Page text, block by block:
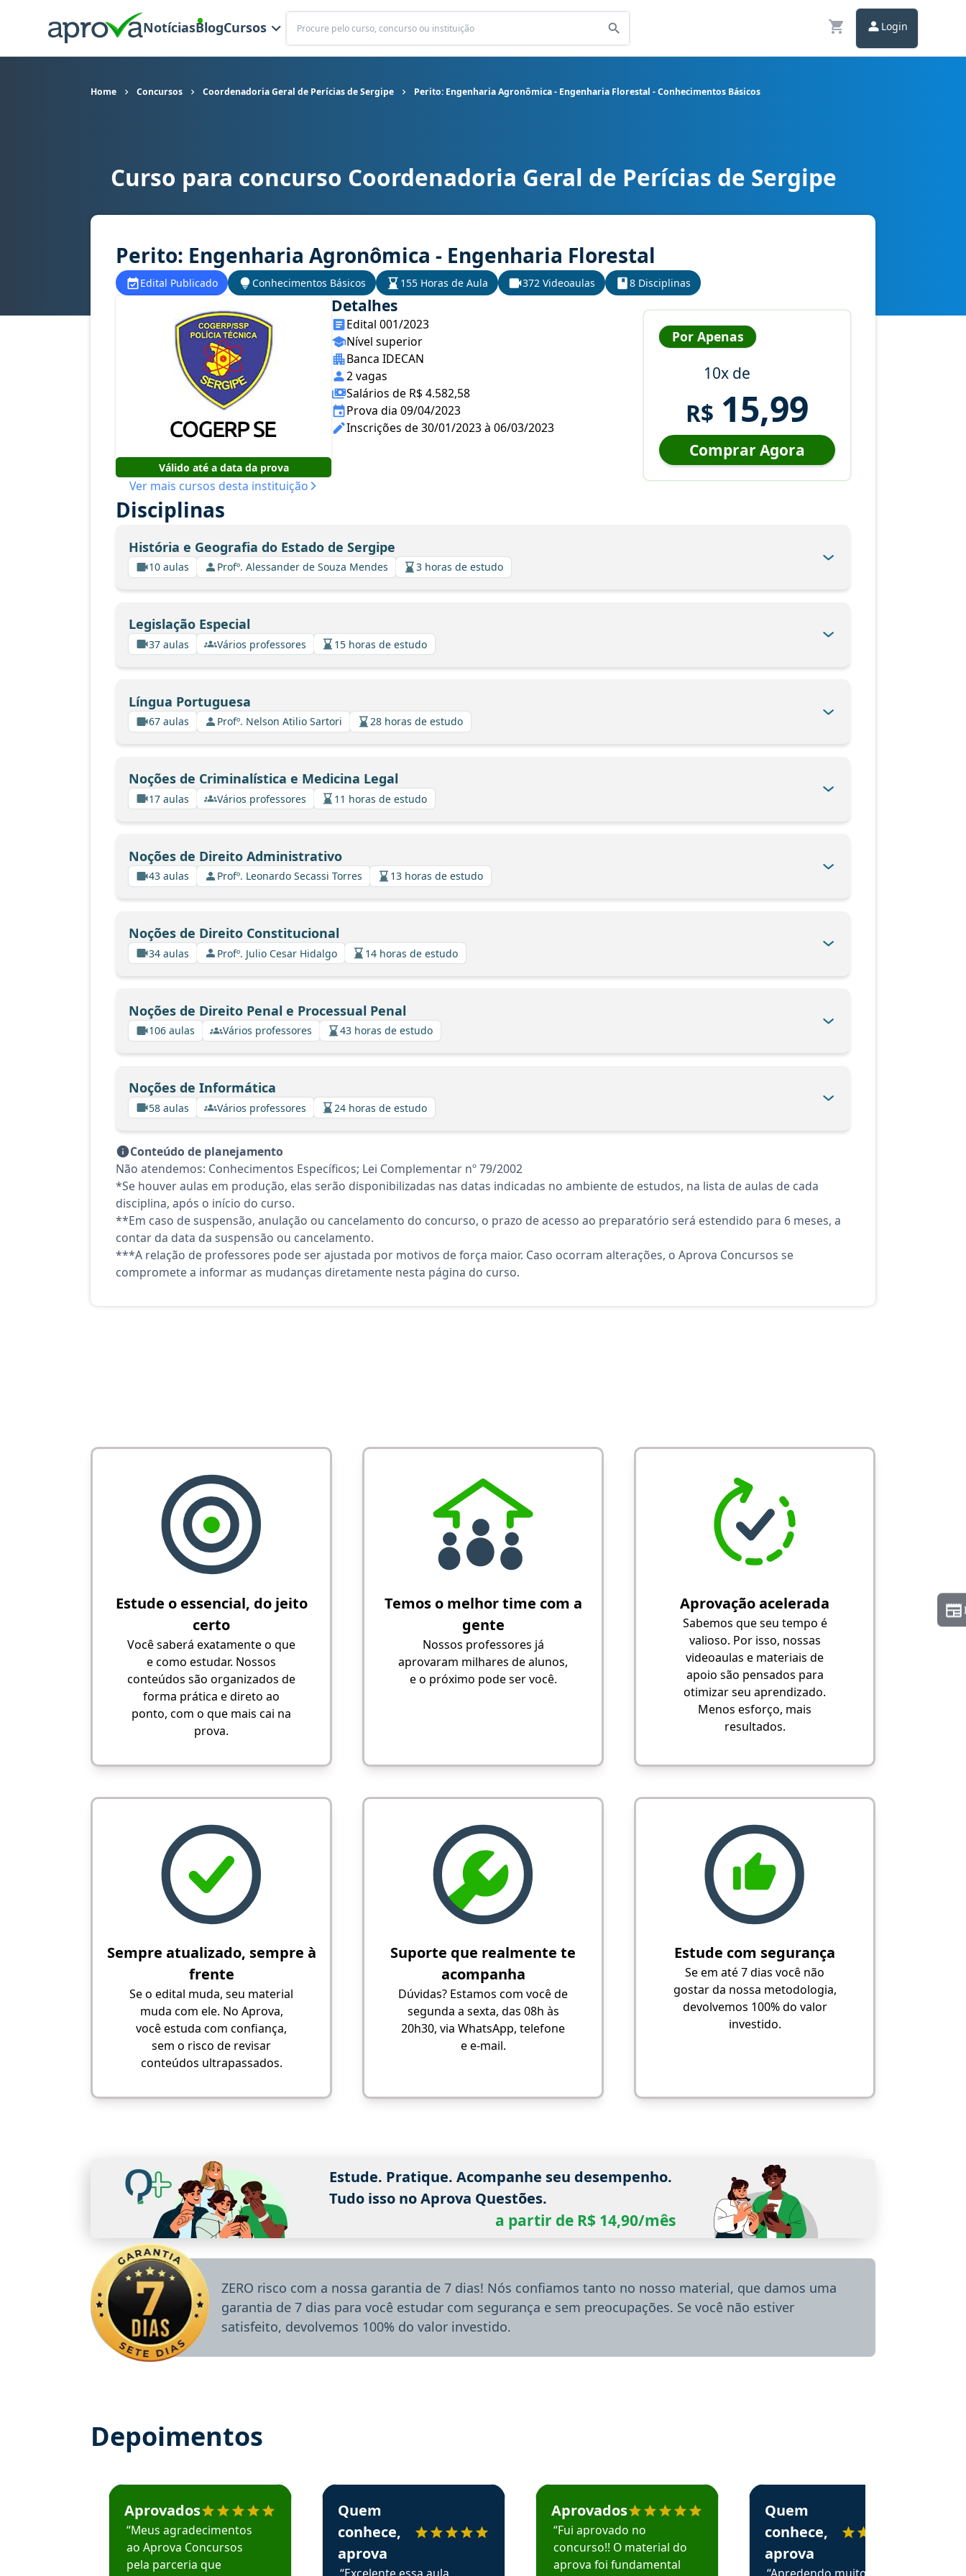
NotíciasBlogCursos
Buscar
Login
Home Concursos Coordenadoria Geral de Perícias de Sergipe Perito: Engenharia Agronômica - Engenharia Florestal - Conhecimentos Básicos
Curso para concurso COGERP (SE) - Coordenadoria Geral de Perícias de Sergipe cargo Perito: Engenharia Agronômica - Engenharia Florestal - Conhecimentos Básicos
Curso para concurso Coordenadoria Geral de Perícias de Sergipe
Perito: Engenharia Agronômica - Engenharia Florestal
Edital Publicado Conhecimentos Básicos 155 Horas de Aula 372 Videoaulas 8 Disciplinas
Válido até a data da prova
Ver mais cursos desta instituição
Detalhes
Edital 001/2023
Nível superior
Banca IDECAN
2 vagas
Salários de R$ 4.582,58
Prova dia 09/04/2023
Inscrições de 30/01/2023 à 06/03/2023
Por Apenas
10x de
R$ 15,99
Comprar Agora
Disciplinas
História e Geografia do Estado de Sergipe
10 aulas Profº. Alessander de Souza Mendes 3 horas de estudo
Legislação Especial
37 aulas Vários professores 15 horas de estudo
Língua Portuguesa
67 aulas Profº. Nelson Atilio Sartori 28 horas de estudo
Noções de Criminalística e Medicina Legal
17 aulas Vários professores 11 horas de estudo
Noções de Direito Administrativo
43 aulas Profº. Leonardo Secassi Torres 13 horas de estudo
Noções de Direito Constitucional
34 aulas Profº. Julio Cesar Hidalgo 14 horas de estudo
Noções de Direito Penal e Processual Penal
106 aulas Vários professores 43 horas de estudo
Noções de Informática
58 aulas Vários professores 24 horas de estudo
Conteúdo de planejamento
Não atendemos: Conhecimentos Específicos; Lei Complementar nº 79/2002
*Se houver aulas em produção, elas serão disponibilizadas nas datas indicadas no ambiente de estudos, na lista de aulas de cada
disciplina, após o início do curso.
**Em caso de suspensão, anulação ou cancelamento do concurso, o prazo de acesso ao preparatório será estendido para 6 meses, a
contar da data da suspensão ou cancelamento.
***A relação de professores pode ser ajustada por motivos de força maior. Caso ocorram alterações, o Aprova Concursos se
compromete a informar as mudanças diretamente nesta página do curso.
Estude o essencial, do jeito
certo
Você saberá exatamente o que
e como estudar. Nossos
conteúdos são organizados de
forma prática e direto ao
ponto, com o que mais cai na
prova.
Temos o melhor time com a
gente
Nossos professores já
aprovaram milhares de alunos,
e o próximo pode ser você.
Aprovação acelerada
Sabemos que seu tempo é
valioso. Por isso, nossas
videoaulas e materiais de
apoio são pensados para
otimizar seu aprendizado.
Menos esforço, mais
resultados.
Sempre atualizado, sempre à
frente
Se o edital muda, seu material
muda com ele. No Aprova,
você estuda com confiança,
sem o risco de revisar
conteúdos ultrapassados.
Suporte que realmente te
acompanha
Dúvidas? Estamos com você de
segunda a sexta, das 08h às
20h30, via WhatsApp, telefone
e e-mail.
Estude com segurança
Se em até 7 dias você não
gostar da nossa metodologia,
devolvemos 100% do valor
investido.
Estude. Pratique. Acompanhe seu desempenho.
Tudo isso no Aprova Questões.
a partir de R$ 14,90/mês
ZERO risco com a nossa garantia de 7 dias! Nós confiamos tanto no nosso material, que damos uma
garantia de 7 dias para você estudar com segurança e sem preocupações. Se você não estiver
satisfeito, devolvemos 100% do valor investido.
Depoimentos
Estudante José recomenda o Aprova Concursos em depoimento
Aprovados
“Meus agradecimentos
ao Aprova Concursos
pela parceria que
Estudante Sergio recomenda o Aprova Concursos em depoimento
Quem
conhece,
aprova
“Excelente essa aula,
Estudante Mário recomenda o Aprova Concursos em depoimento
Aprovados
“Fui aprovado no
concurso!! O material do
aprova foi fundamental
Estudante Alessandra recomenda o Aprova
Quem
conhece,
aprova
“Apredendo muito no